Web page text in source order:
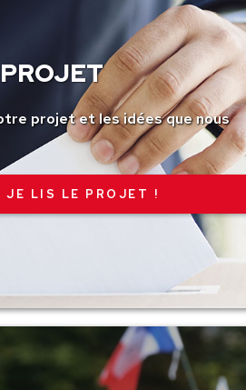
projet et les idées que nous
JE LIS LE PROJET !